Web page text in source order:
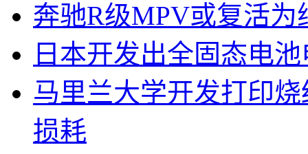
奔驰R级MPV或复活为
日本开发出全固态电
马里兰大学开发打印
损耗